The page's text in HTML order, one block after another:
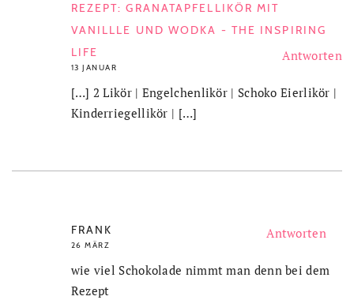
REZEPT: GRANATAPFELLIKÖR MIT
VANILLLE UND WODKA - THE INSPIRING
LIFE
13 JANUAR
[…] 2 Likör | Engelchenlikör | Schoko Eierlikör |
Kinderriegellikör | […]
FRANK
26 MÄRZ
Antworten
wie viel Schokolade nimmt man denn bei dem
Rezept
Antworten